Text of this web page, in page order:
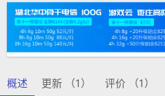
日
期
概述 更新 （1） 评价 （1）